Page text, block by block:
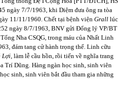
ngày 7/7/1963, khi Diệm đưa ông ra tòa
11/11/1960. Chết tại bệnh viện Grall lúc
ngày 8/7/1963, BNV gửi Đổng lý VP/BT
Nha CSQG, trong máu của Nhất Linh
đám tang cử hành trọng thể. Linh cữu
Lợi, làm lễ cầu hồn, rồi tiến về nghĩa trang
Trí Dũng. Hàng ngàn học sinh, sinh viên
sinh, sinh viên bắt đầu tham gia những